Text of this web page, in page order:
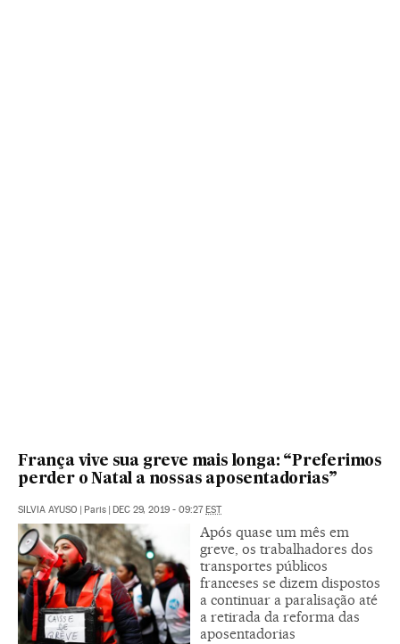
França vive sua greve mais longa: “Preferimos
perder o Natal a nossas aposentadorias”
SILVIA AYUSO Paris DEC 29, 2019 - 09:27 EST
Após quase um mês em
greve, os trabalhadores dos
transportes públicos
franceses se dizem dispostos
a continuar a paralisação até
a retirada da reforma das
aposentadorias